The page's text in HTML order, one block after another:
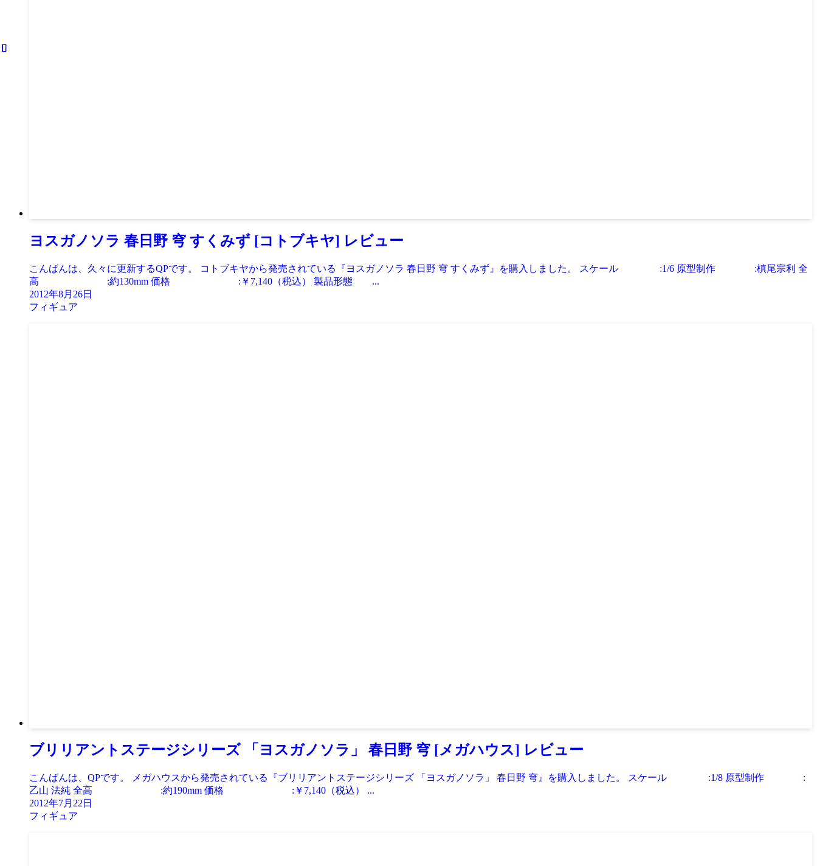
ヨスガノソラ 春日野 穹 すくみず [コトブキヤ] レビュー
こんばんは、久々に更新するQPです。 コトブキヤから発売されている『ヨスガノソラ 春日野 穹 すくみず』を購入しました。 スケール :1/6 原型制作 :槙尾宗利 全
高 :約130mm 価格 :￥7,140（税込） 製品形態 ...
2012年8月26日
フィギュア
ブリリアントステージシリーズ 「ヨスガノソラ」 春日野 穹 [メガハウス] レビュー
こんばんは、QPです。 メガハウスから発売されている『ブリリアントステージシリーズ 「ヨスガノソラ」 春日野 穹』を購入しました。 スケール :1/8 原型制作 :
乙山 法純 全高 :約190mm 価格 :￥7,140（税込） ...
2012年7月22日
フィギュア